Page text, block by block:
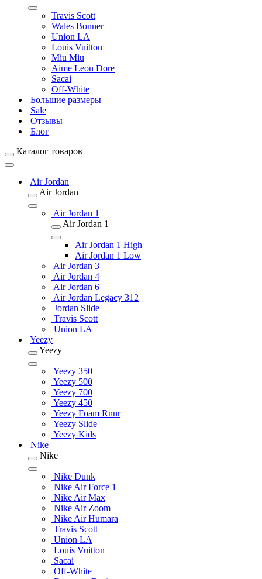
Travis Scott
Wales Bonner
Union LA
Louis Vuitton
Miu Miu
Aime Leon Dore
Sacai
Off-White
Большие размеры
Sale
Отзывы
Блог
Каталог товаров
Air Jordan
Air Jordan
Air Jordan 1
Air Jordan 1
Air Jordan 1 High
Air Jordan 1 Low
Air Jordan 3
Air Jordan 4
Air Jordan 6
Air Jordan Legacy 312
Jordan Slide
Travis Scott
Union LA
Yeezy
Yeezy
Yeezy 350
Yeezy 500
Yeezy 700
Yeezy 450
Yeezy Foam Rnnr
Yeezy Slide
Yeezy Kids
Nike
Nike
Nike Dunk
Nike Air Force 1
Nike Air Max
Nike Air Zoom
Nike Air Humara
Travis Scott
Union LA
Louis Vuitton
Sacai
Off-White